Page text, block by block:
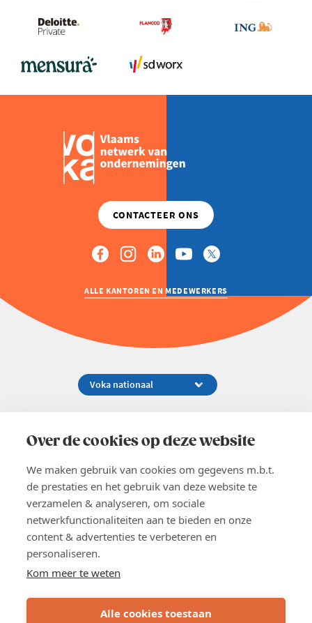
Over de cookies op deze website
We maken gebruik van cookies om gegevens m.b.t.
de prestaties en het gebruik van deze website te
verzamelen & analyseren, om sociale
netwerkfunctionaliteiten aan te bieden en onze
content & advertenties te verbeteren en
personaliseren.
Kom meer te weten
Alle cookies toestaan
ALLE KANTOREN EN MEDEWERKERS
02 229 81 11
EN
Word lid
Voka 2026